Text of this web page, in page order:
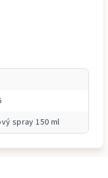
spray 150 ml